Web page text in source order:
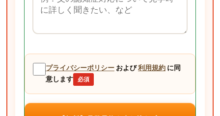
プライバシーポリシー および利用規約 に同
意します
必須